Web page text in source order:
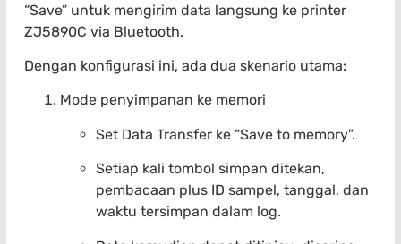
“Save” untuk mengirim data langsung ke printer
ZJ5890C via Bluetooth.
Dengan konfigurasi ini, ada dua skenario utama:
Mode penyimpanan ke memori
Set Data Transfer ke “Save to memory”.
Setiap kali tombol simpan ditekan,
pembacaan plus ID sampel, tanggal, dan
waktu tersimpan dalam log.